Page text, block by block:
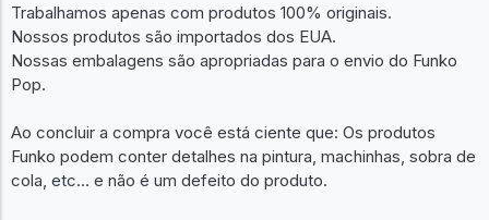
Trabalhamos apenas com produtos 100% originais.
Nossos produtos são importados dos EUA.
Nossas embalagens são apropriadas para o envio do Funko
Pop.
Ao concluir a compra você está ciente que: Os produtos
Funko podem conter detalhes na pintura, machinhas, sobra de
cola, etc... e não é um defeito do produto.